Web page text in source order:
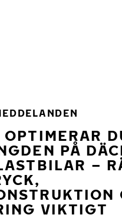
PÅ
–
VIKTIGT